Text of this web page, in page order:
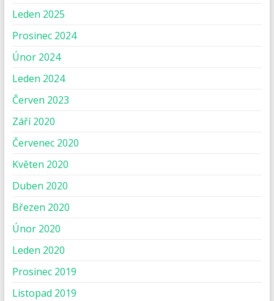
Leden 2025
Prosinec 2024
Únor 2024
Leden 2024
Červen 2023
Září 2020
Červenec 2020
Květen 2020
Duben 2020
Březen 2020
Únor 2020
Leden 2020
Prosinec 2019
Listopad 2019